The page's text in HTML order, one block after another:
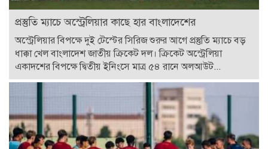
প্রস্তুতি ম্যাচে অস্ট্রেলিয়ার কাছে হার বাংলাদেশের
অস্ট্রেলিয়ার বিপক্ষে দুই টেস্টের সিরিজ শুরুর আগে প্রস্তুতি ম্যাচে বড়
ধাক্কা খেল বাংলাদেশ জাতীয় ক্রিকেট দল। ক্রিকেট অস্ট্রেলিয়া
একাদশের বিপক্ষে দ্বিতীয় ইনিংসে মাত্র ৫৪ রানে অলআউট...